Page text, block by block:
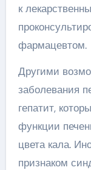
к
фармацевтом.
Другими
заболевания
гепатит,
функции
цвета кала.
признаком